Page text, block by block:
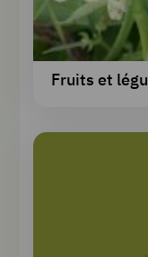
Fruits et